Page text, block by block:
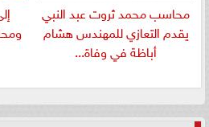
​محاسب محمد ثروت عبد النبي
يقدم التعازي للمهندس هشام
أباظة في وفاة...